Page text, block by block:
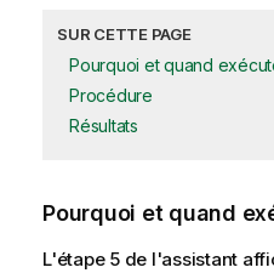
SUR CETTE PAGE
Pourquoi et quand
Procédure
Résultats
Pourquoi et quand
L'étape 5 de l'assistant